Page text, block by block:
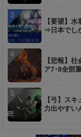
【要望】
⇒日本でし
【悲報】
ア7･8全部
【弓】ス
力出やすい